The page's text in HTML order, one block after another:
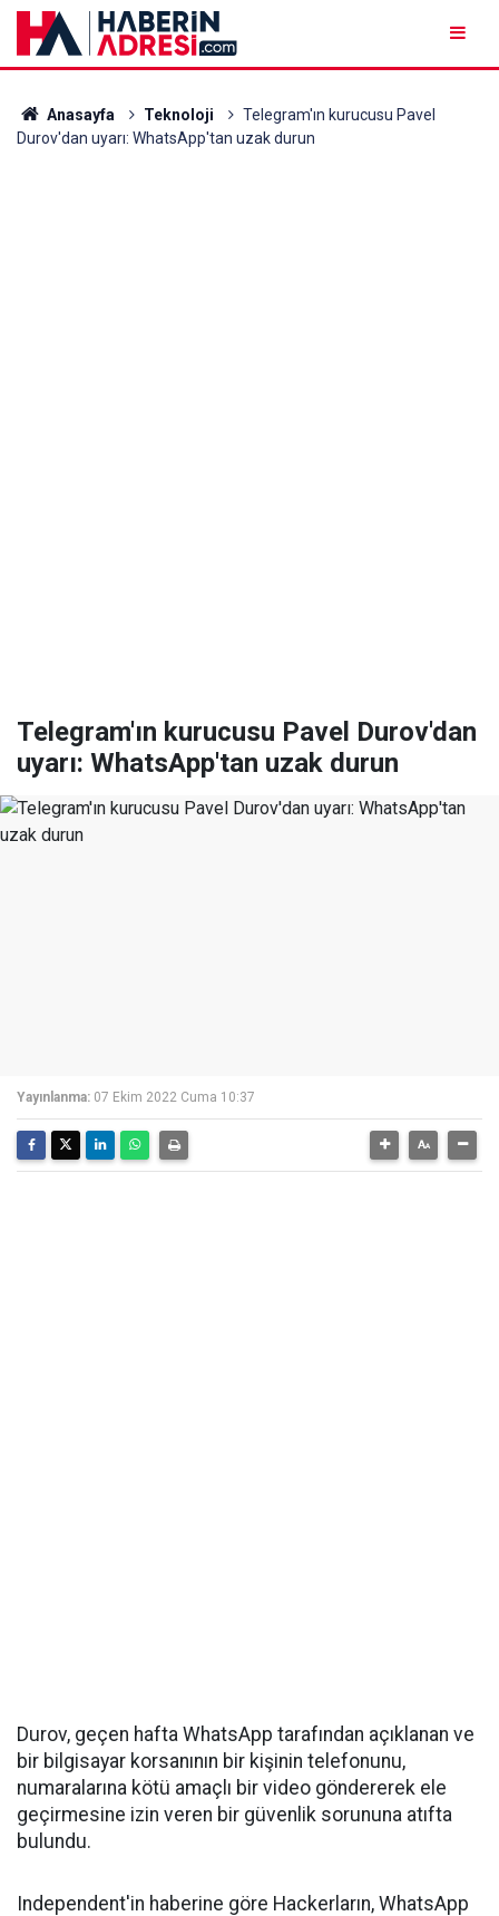
Anasayfa Teknoloji
Telegram'ın kurucusu Pavel
Durov'dan uyarı: WhatsApp'tan uzak durun
Telegram'ın kurucusu Pavel Durov'dan
uyarı: WhatsApp'tan uzak durun
Yayınlanma: 07 Ekim 2022 Cuma 10:37
Durov, geçen hafta WhatsApp tarafından açıklanan ve
bir bilgisayar korsanının bir kişinin telefonunu,
numaralarına kötü amaçlı bir video göndererek ele
geçirmesine izin veren bir güvenlik sorununa atıfta
bulundu.
Independent'in haberine göre Hackerların, WhatsApp